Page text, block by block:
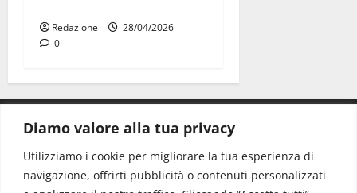
Diamo valore alla tua privacy
Utilizziamo i cookie per migliorare la tua esperienza di
navigazione, offrirti pubblicità o contenuti personalizzati
Redazione
28/04/2026
0
CONTATTI.
Redazione: redazione@www.martinasera.it